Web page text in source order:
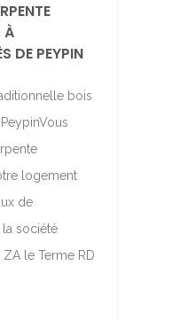
À
DE PEYPIN
bois
logement
de
la société
ZA le Terme RD